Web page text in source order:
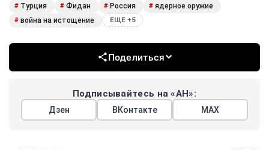
# Турция # Фидан # Россия # ядерное оружие
# война на истощение ЕЩЕ +5
Поделиться
Подписывайтесь на «АН»:
Дзен ВКонтакте МАХ